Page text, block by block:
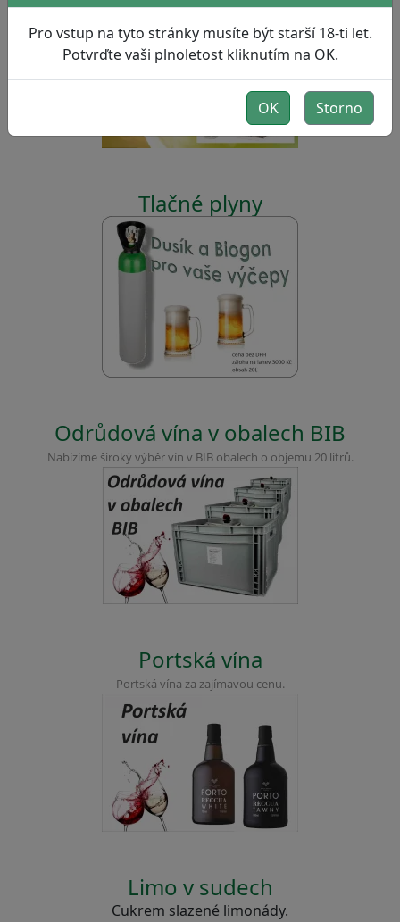
Sanitace výčepních zařízení
Tlačné plyny
Odrůdová vína v obalech BIB
Nabízíme široký výběr vín v BIB obalech o objemu 20 litrů.
Portská vína
Portská vína za zajímavou cenu.
Limo v sudech
Cukrem slazené limonády.
Pro vstup na tyto stránky musíte být starší 18-ti let.
Potvrďte vaši plnoletost kliknutím na OK.
OK Storno